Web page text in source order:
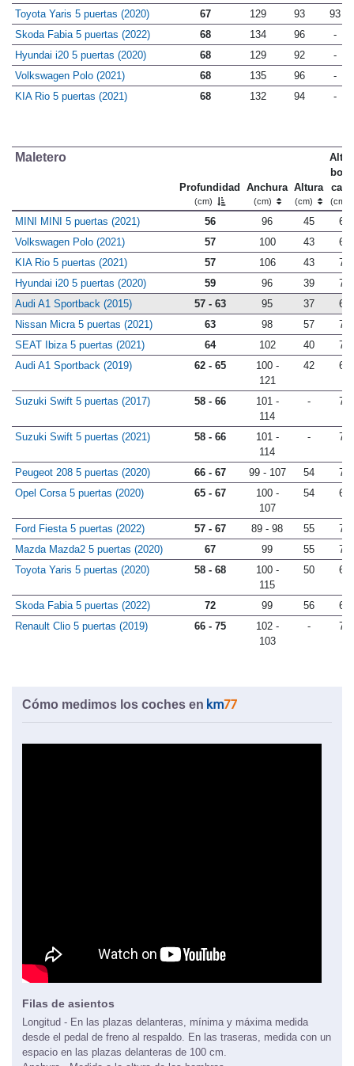
Toyota Yaris 5 puertas (2020)
67 129 93
93
Skoda Fabia 5 puertas (2022)
68 134 96
-
Hyundai i20 5 puertas (2020)
68 129 92
-
Volkswagen Polo (2021)
68 135 96
-
KIA Rio 5 puertas (2021)
68 132 94 -
Maletero
Profundidad
(cm)
Anchura
(cm)
Altura
(cm) (cm)
MINI MINI 5 puertas (2021) 56 96 45
67
Volkswagen Polo (2021)
57 100 43
68
KIA Rio 5 puertas (2021)
57 106 43
70
Hyundai i20 5 puertas (2020)
59 96 39
71
Audi A1 Sportback (2015)
57 - 63 95 37
68
Nissan Micra 5 puertas (2021)
63 98 57
73
SEAT Ibiza 5 puertas (2021)
64 102 40
73
Audi A1 Sportback (2019)
62 - 65
100 -
121
42 67
Suzuki Swift 5 puertas (2017) 58 - 66
101 -
114
- 72
Suzuki Swift 5 puertas (2021) 58 - 66
101 -
114
- 72
Peugeot 208 5 puertas (2020) 66 - 67 99 - 107 54
70
Opel Corsa 5 puertas (2020)
65 - 67
100 -
107
54 69
Ford Fiesta 5 puertas (2022) 57 - 67 89 - 98 55
72
Mazda Mazda2 5 puertas (2020)
67 99 55
73
Toyota Yaris 5 puertas (2020)
58 - 68
100 -
115
50 68
Skoda Fabia 5 puertas (2022) 72 99 56
69
Renault Clio 5 puertas (2019)
66 - 75
102 -
103
- 77
Cómo medimos los coches en
Filas de asientos
Longitud - En las plazas delanteras, mínima y máxima medida
desde el pedal de freno al respaldo. En las traseras, medida con un
espacio en las plazas delanteras de 100 cm.